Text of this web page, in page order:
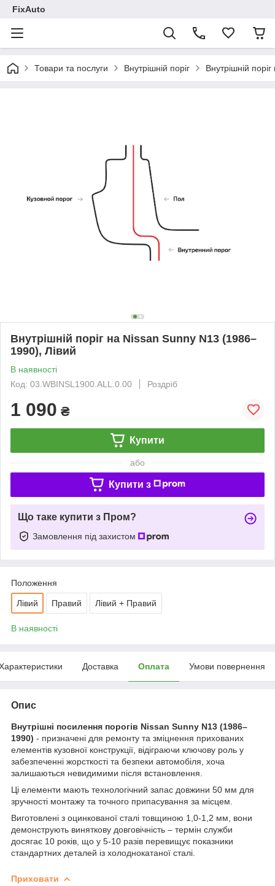
FixAuto
Товари та послуги Внутрішній поріг Внутрішній
Внутрішній поріг на Nissan Sunny N13 (1986–
1990), Лівий
В наявності
Код: 03.WBINSL1900.ALL.0.00
Роздріб
1 090 ₴
Купити
або
Купити з
Що таке купити з Пром?
Замовлення під захистом
Положення
Лівий Правий Лівий + Правий
В наявності
Доставка Оплата Умови повернення
Опис
Внутрішні посилення порогів Nissan Sunny N13 (1986–
1990) - призначені для ремонту та зміцнення прихованих
елементів кузовної конструкції, відіграючи ключову роль у
забезпеченні жорсткості та безпеки автомобіля, хоча
залишаються невидимими після встановлення.
Ці елементи мають технологічний запас довжини 50 мм для
зручності монтажу та точного припасування за місцем.
Виготовлені з оцинкованої сталі товщиною 1,0-1,2 мм, вони
демонструють виняткову довговічність – термін служби
досягає 10 років, що у 5-10 разів перевищує показники
стандартних деталей із холоднокатаної сталі.
Приховати